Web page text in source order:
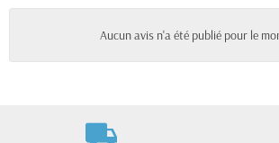
Aucun avis n'a été publié pour le